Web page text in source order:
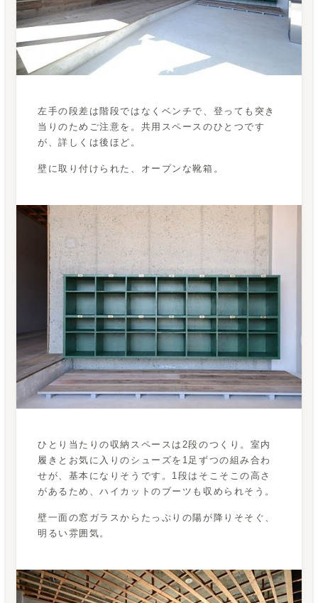
左手の段差は階段ではなくベンチで、登っても突き
当りのためご注意を。共用スペースのひとつです
が、詳しくは後ほど。
壁に取り付けられた、オープンな靴箱。
ひとり当たりの収納スペースは2段のつくり。室内
履きとお気に入りのシューズを1足ずつの組み合わ
せが、基本になりそうです。1段はそこそこの高さ
があるため、ハイカットのブーツも収められそう。
壁一面の窓ガラスからたっぷりの陽が降りそそぐ、
明るい雰囲気。